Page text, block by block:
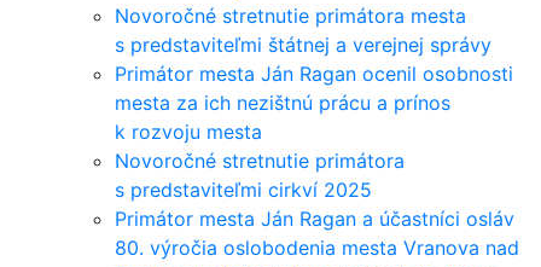
Novoročné stretnutie primátora mesta
s predstaviteľmi štátnej a verejnej správy
Primátor mesta Ján Ragan ocenil osobnosti
mesta za ich nezištnú prácu a prínos
k rozvoju mesta
Novoročné stretnutie primátora
s predstaviteľmi cirkví 2025
Primátor mesta Ján Ragan a účastníci osláv
80. výročia oslobodenia mesta Vranova nad